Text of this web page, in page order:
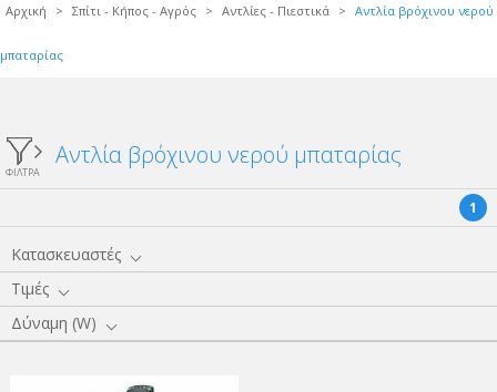
Αρχική > Σπίτι - Κήπος - Αγρός > Αντλίες - Πιεστικά > Αντλία βρόχινου νερού
μπαταρίας
ΦΙΛΤΡΑ
Αντλία βρόχινου νερού μπαταρίας
1
Κατασκευαστές
Τιμές
Δύναμη (W)